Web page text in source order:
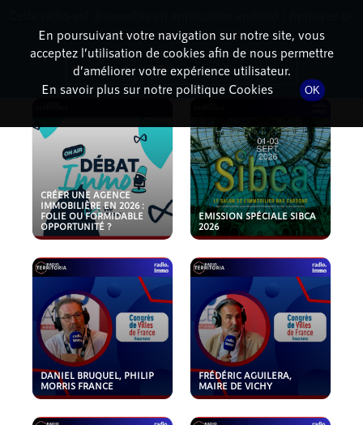
PODCASTS
CRÉER UNE AGENCE
IMMOBILIÈRE EN 2026 :
FOLIE OU FORMIDABLE
OPPORTUNITÉ ?
EMISSION SPÉCIALE SIBCA
2026
DANIEL BRUQUEL, PHILIP
MORRIS FRANCE
FRÉDÉRIC AGUILERA,
MAIRE DE VICHY
En poursuivant votre navigation sur notre site, vous
acceptez l’utilisation de cookies afin de nous permettre
d’améliorer votre expérience utilisateur.
En savoir plus sur notre politique Cookies
OK
dessous pour l'installer.
Non merci Télécharger l'application